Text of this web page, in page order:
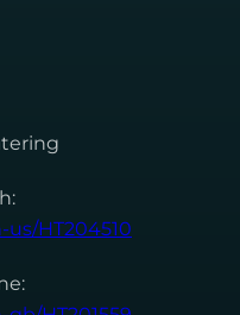
HT204510